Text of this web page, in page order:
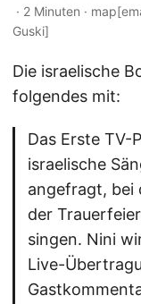
· 2 Minuten ·
Guski]
Die israelische
folgendes mit:
Das Erste TV-
israelische
angefragt, bei
der
singen. Nini
Live-